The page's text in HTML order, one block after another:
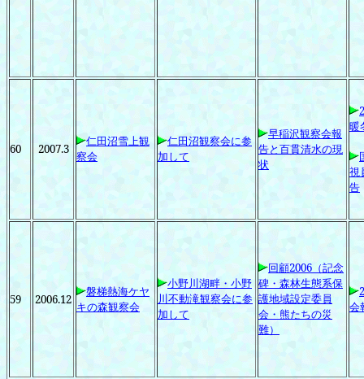
60 2007.3
仁田沼雪上観
察会
仁田沼観察会に参
加して
早稲沢観察会報
告と百貫清水の現
状
暖
視
告
59 2006.12
磐梯熱海ケヤ
キの森観察会
小野川湖畔・小野
川不動滝観察会に参
加して
回顧2006 （記念
碑・森林生態系保
護地域設定委員
会・熊たちの災
難）
会